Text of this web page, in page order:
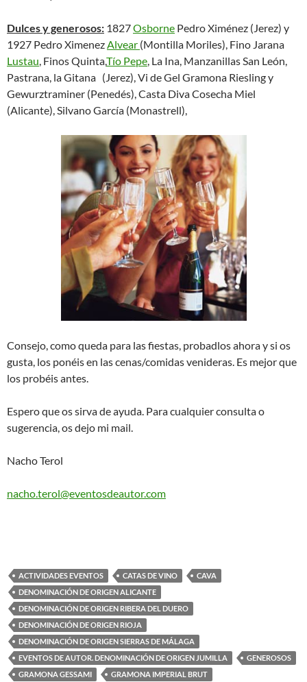
Dulces y generosos: 1827Osborne Pedro Ximénez (Jerez) y
1927 Pedro XimenezAlvear (Montilla Moriles), Fino Jarana
Lustau, Finos Quinta,Tío Pepe, La Ina, Manzanillas San León,
Pastrana, la Gitana (Jerez), Vi de Gel Gramona Riesling y
Gewurztraminer (Penedés), Casta Diva Cosecha Miel
(Alicante), Silvano García (Monastrell),
Consejo, como queda para las fiestas, probadlos ahora y si os
gusta, los ponéis en las cenas/comidas venideras. Es mejor que
los probéis antes.
Espero que os sirva de ayuda. Para cualquier consulta o
sugerencia, os dejo mi mail.
Nacho Terol
nacho.terol@eventosdeautor.com
ACTIVIDADES EVENTOS CATAS DE VINO
CAVA
DENOMINACIÓN DE ORIGEN ALICANTE
DENOMINACIÓN DE ORIGEN RIBERA DEL DUERO
DENOMINACIÓN DE ORIGEN RIOJA
DENOMINACIÓN DE ORIGEN SIERRAS DE MÁLAGA
EVENTOS DE AUTOR. DENOMINACIÓN DE ORIGEN JUMILLA
GENEROSOS
GRAMONA GESSAMI
GRAMONA IMPERIAL BRUT